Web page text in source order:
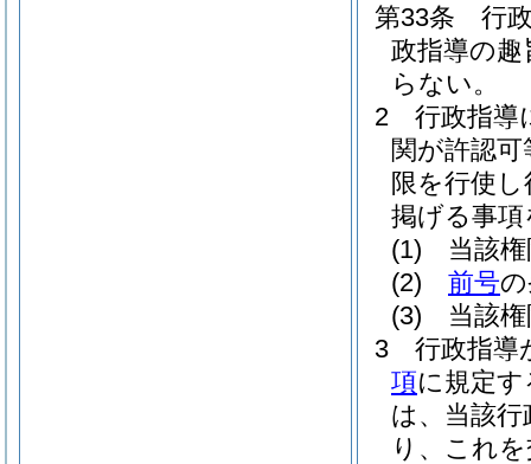
第33条
行
政指導の
らない。
2
行政指導
関が許認
限を行使
掲げる事
(1)
当該
(2)
前号
(3)
当該
3
行政指導
項に規定
は、当該
り、これ